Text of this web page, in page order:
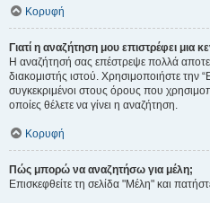
Κορυφή
Γιατί η αναζήτηση μου επιστρέφει μια
Η αναζήτησή σας επέστρεψε πολλά
διακομιστής ιστού. Χρησιμοποιήστε την
συγκεκριμένοι στους όρους που
οποίες θέλετε να γίνει η αναζήτηση.
Κορυφή
Πώς μπορώ να αναζητήσω για μέλη;
Επισκεφθείτε τη σελίδα "Μέλη" και